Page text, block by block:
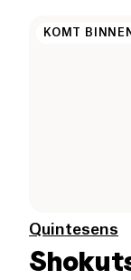
KOMT
Quintesens